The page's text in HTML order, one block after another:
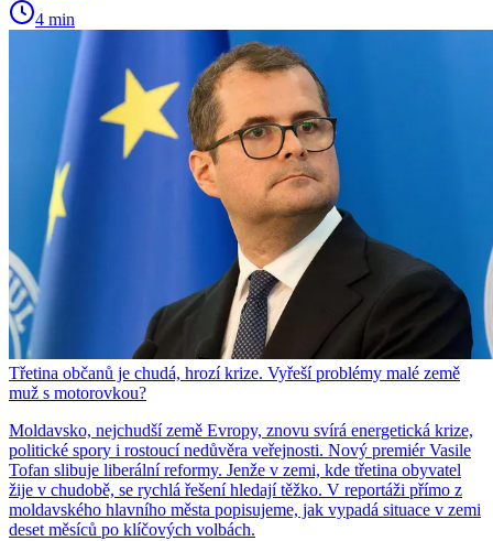
4 min
Třetina občanů je chudá, hrozí krize. Vyřeší problémy malé země
muž s motorovkou?
Moldavsko, nejchudší země Evropy, znovu svírá energetická krize,
politické spory i rostoucí nedůvěra veřejnosti. Nový premiér Vasile
Tofan slibuje liberální reformy. Jenže v zemi, kde třetina obyvatel
žije v chudobě, se rychlá řešení hledají těžko. V reportáži přímo z
moldavského hlavního města popisujeme, jak vypadá situace v zemi
deset měsíců po klíčových volbách.